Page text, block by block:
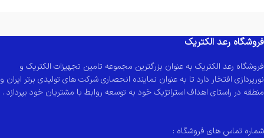
فروشگاه رعد الکتریک
فروشگاه رعد الکتریک به عنوان بزرگترین مجموعه تامین تجهیزات الکتریک و
نورپردازی افتخار دارد تا به عنوان نماینده انحصاری شرکت های تولیدی برتر ایران و
منطقه در راستای اهداف استراتژیک خود به توسعه روابط با مشتریان خود بپردازد .
شماره تماس های فروشگاه :